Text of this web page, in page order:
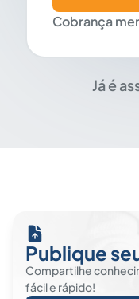
Cobrança
Já é
Publique
Compartilhe
fácil e rápido!